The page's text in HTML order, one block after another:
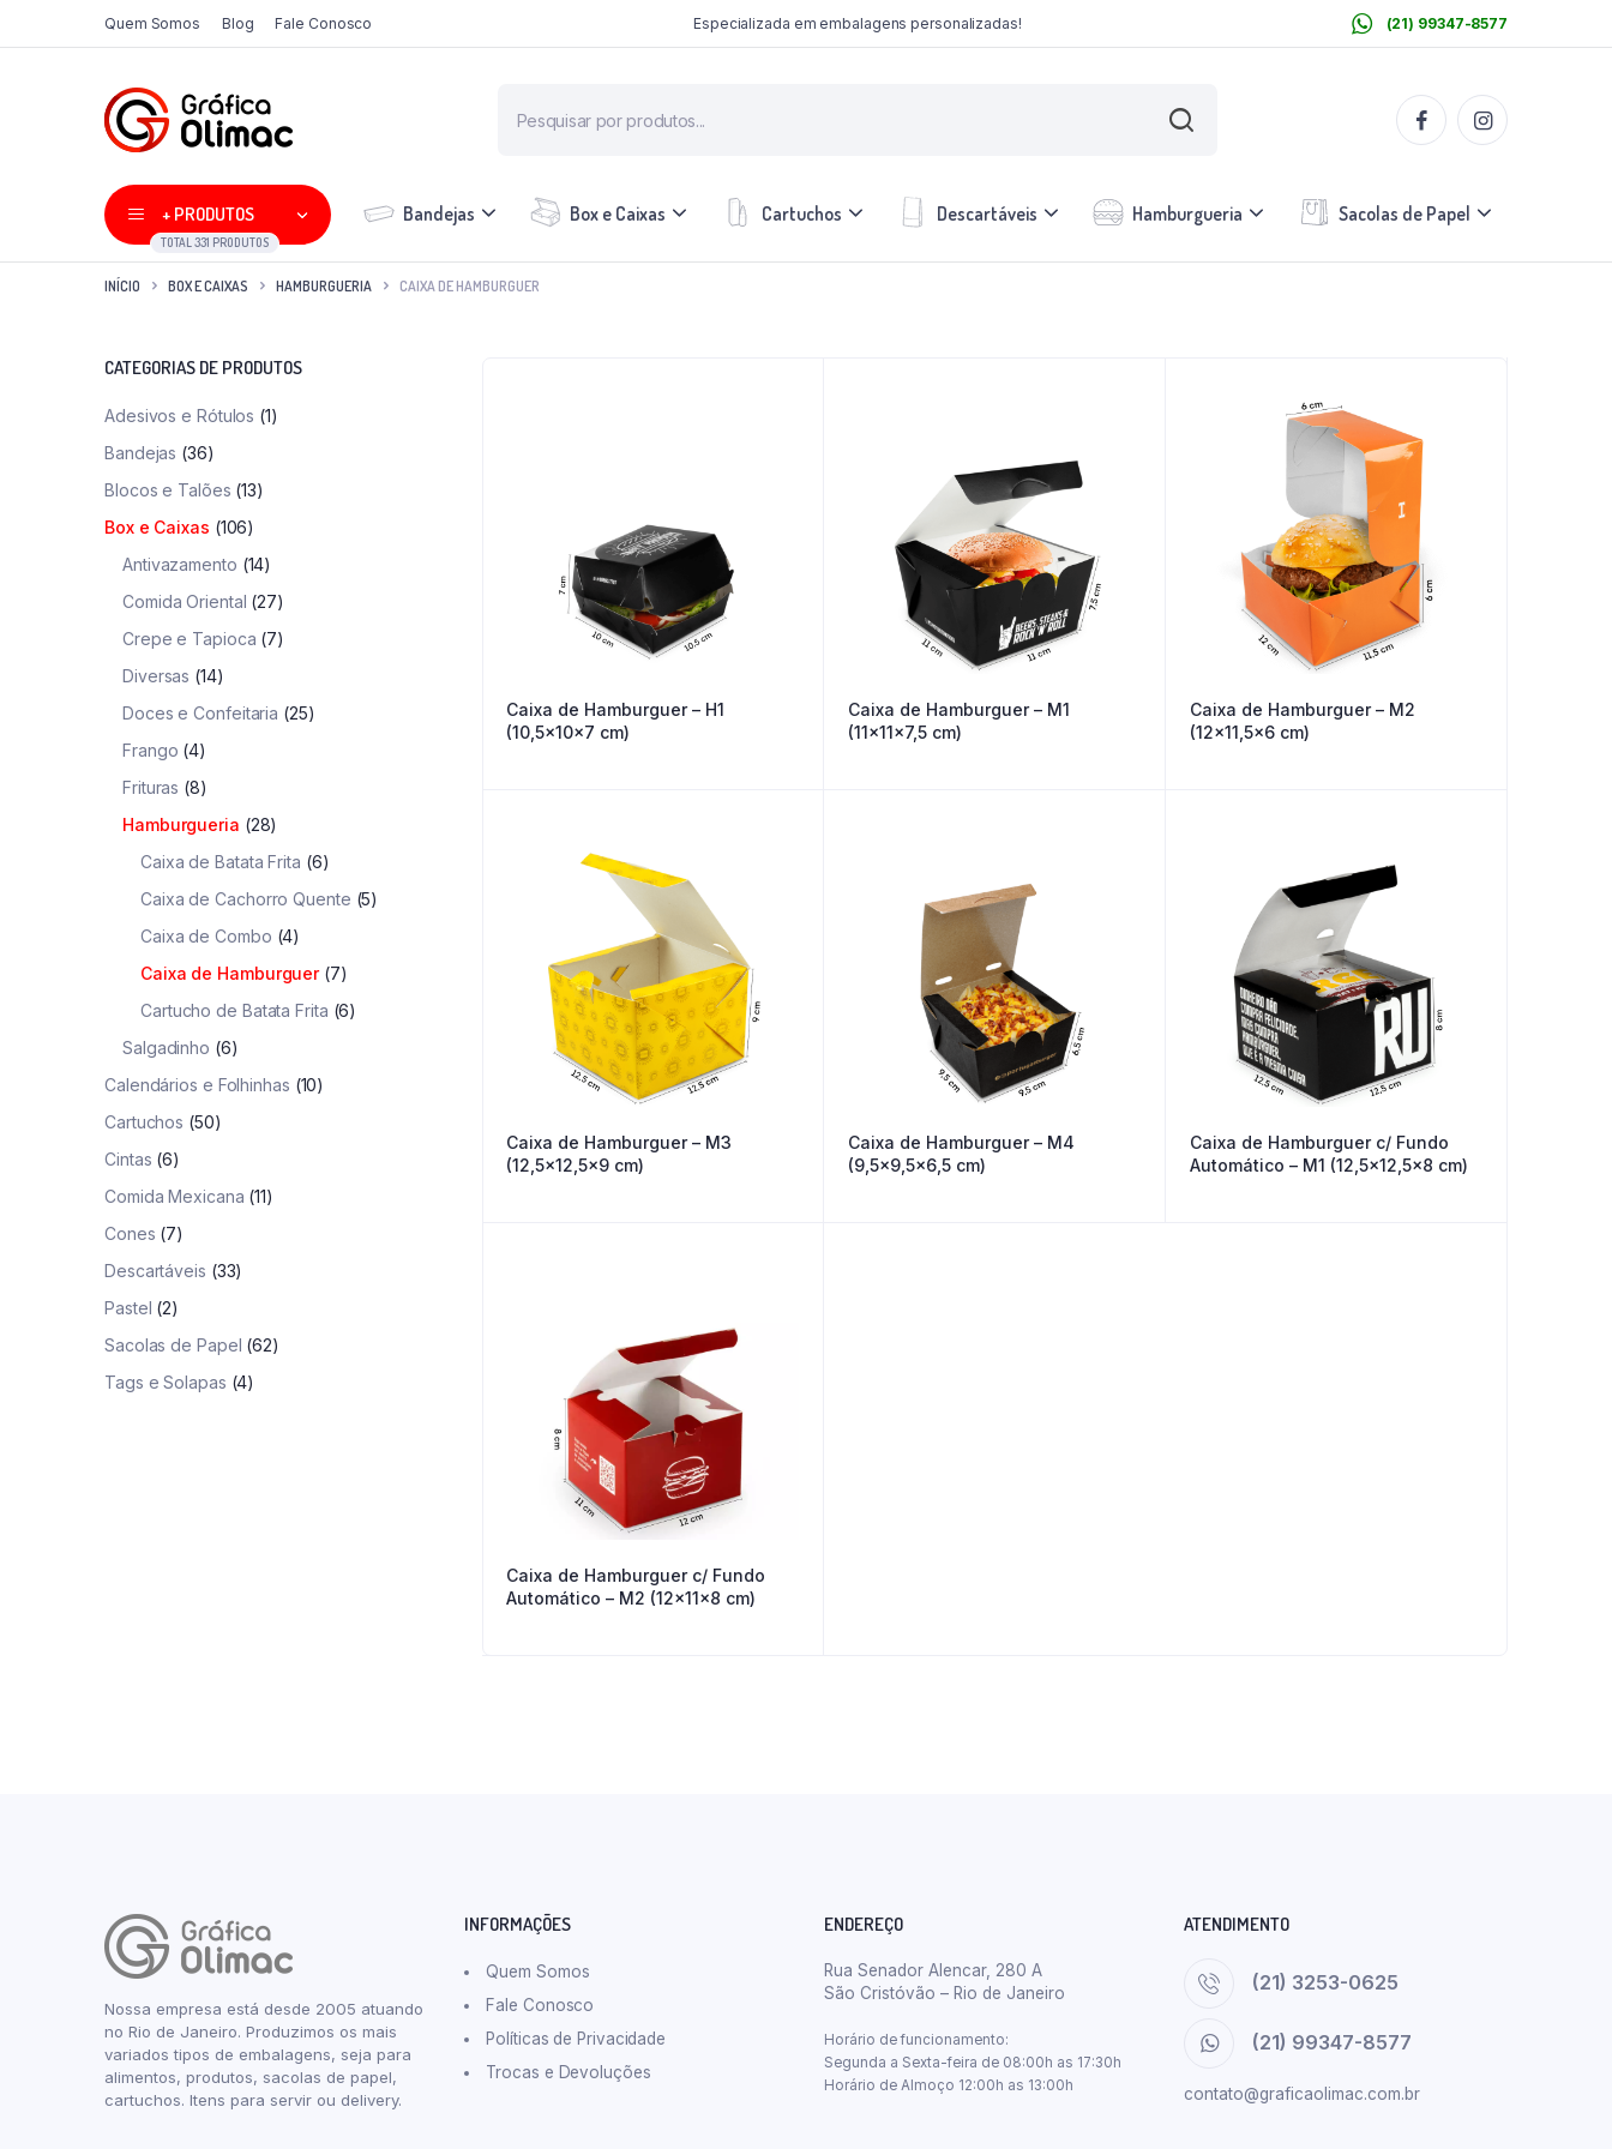
Quem Somos Blog Fale Conosco Especializada em embalagens personalizadas! (21) 99347-8577
+ PRODUTOS
TOTAL 331 PRODUTOS
Bandejas Box e Caixas Cartuchos Descartáveis Hamburgueria Sacolas de Papel
INÍCIO BOX E CAIXAS HAMBURGUERIA CAIXA DE HAMBURGUER
Caixa de Hamburguer – H1
(10,5x10x7 cm)
Caixa de Hamburguer – M1
(11x11x7,5 cm)
Caixa de Hamburguer – M2
(12×11,5×6 cm)
Caixa de Hamburguer – M3
(12,5×12,5×9 cm)
Caixa de Hamburguer – M4
(9,5×9,5×6,5 cm)
Caixa de Hamburguer c/ Fundo
Automático – M1 (12,5×12,5×8 cm)
Caixa de Hamburguer c/ Fundo
Automático – M2 (12x11x8 cm)
CATEGORIAS DE PRODUTOS
Adesivos e Rótulos (1)
Bandejas (36)
Blocos e Talões (13)
Box e Caixas (106)
Antivazamento (14)
Comida Oriental (27)
Crepe e Tapioca (7)
Diversas (14)
Doces e Confeitaria (25)
Frango (4)
Frituras (8)
Hamburgueria (28)
Caixa de Batata Frita (6)
Caixa de Cachorro Quente (5)
Caixa de Combo (4)
Caixa de Hamburguer (7)
Cartucho de Batata Frita (6)
Salgadinho (6)
Calendários e Folhinhas (10)
Cartuchos (50)
Cintas (6)
Comida Mexicana (11)
Cones (7)
Descartáveis (33)
Pastel (2)
Sacolas de Papel (62)
Tags e Solapas (4)
Nossa empresa está desde 2005 atuando
no Rio de Janeiro. Produzimos os mais
variados tipos de embalagens, seja para
alimentos, produtos, sacolas de papel,
cartuchos. Itens para servir ou delivery.
INFORMAÇÕES
Quem Somos
Fale Conosco
Políticas de Privacidade
Trocas e Devoluções
ENDEREÇO
Rua Senador Alencar, 280 A
São Cristóvão – Rio de Janeiro
Horário de funcionamento:
Segunda a Sexta-feira de 08:00h as 17:30h
Horário de Almoço 12:00h as 13:00h
ATENDIMENTO
(21) 3253-0625
(21) 99347-8577
contato@graficaolimac.com.br